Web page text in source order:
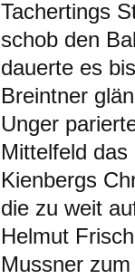
Tachertings
schob den
dauerte es
Breintner
Unger
Mittelfeld
Kienbergs
die zu weit
Helmut
Mussner